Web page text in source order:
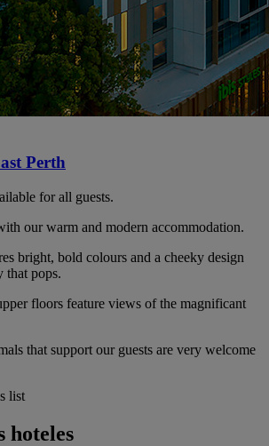
Perth
for all guests.
our warm and modern accommodation.
bright, bold colours and a cheeky design
that pops.
floors feature views of the magnificant
that support our guests are very welcome
list
hoteles